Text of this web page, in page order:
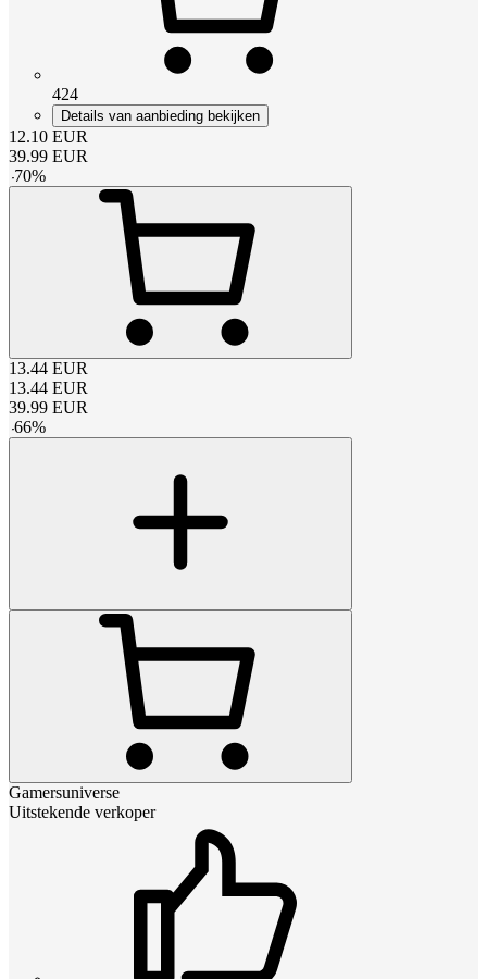
424
Details van aanbieding bekijken
12.10 EUR
39.99 EUR
-70%
13.44 EUR
13.44 EUR
39.99 EUR
-66%
Gamersuniverse
Uitstekende verkoper